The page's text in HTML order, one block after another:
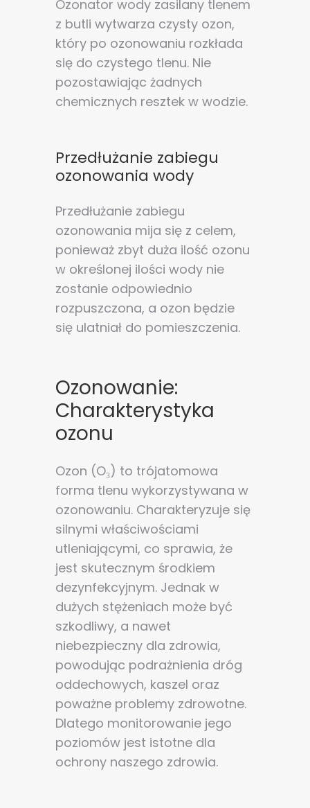
Ozonator wody zasilany tlenem
z butli wytwarza czysty ozon,
który po ozonowaniu rozkłada
się do czystego tlenu. Nie
pozostawiając żadnych
chemicznych resztek w wodzie.
Przedłużanie zabiegu
ozonowania wody
Przedłużanie zabiegu
ozonowania mija się z celem,
ponieważ zbyt duża ilość ozonu
w określonej ilości wody nie
zostanie odpowiednio
rozpuszczona, a ozon będzie
się ulatniał do pomieszczenia.
Ozonowanie:
Charakterystyka
ozonu
Ozon (O₃) to trójatomowa
forma tlenu wykorzystywana w
ozonowaniu. Charakteryzuje się
silnymi właściwościami
utleniającymi, co sprawia, że
jest skutecznym środkiem
dezynfekcyjnym. Jednak w
dużych stężeniach może być
szkodliwy, a nawet
niebezpieczny dla zdrowia,
powodując podrażnienia dróg
oddechowych, kaszel oraz
poważne problemy zdrowotne.
Dlatego monitorowanie jego
poziomów jest istotne dla
ochrony naszego zdrowia.
poprawy działania serwisu, personalizacji treści, oraz
analizy ruchu na stronie.
Dostosuj Zezwól na wszystkie